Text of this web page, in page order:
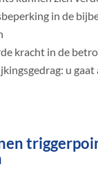
in de
kracht in de
u gaat